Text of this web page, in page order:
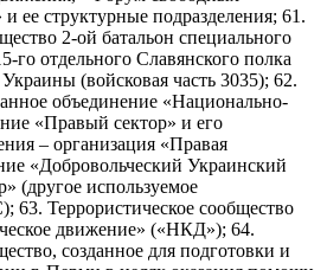
и ее структурные подразделения; 61.
2-ой батальон специального
го отдельного Славянского полка
(войсковая часть 3035); 62.
объединение «Национально-
«Правый сектор» и его
– организация «Правая
«Добровольческий Украинский
(другое используемое
Террористическое сообщество
движение» («НКД»); 64.
созданное для подготовки и